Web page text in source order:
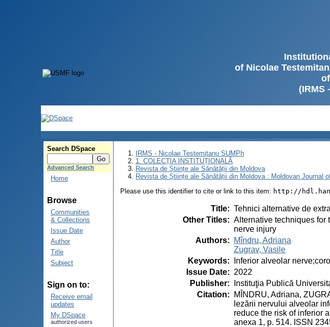
of Nicolae
(IRMS
Search DSpace
Advanced Search
Home
Browse
Communities
& Collections
Issue Date
Author
Title
Subject
Sign on to:
Receive email
updates
My DSpace
authorized users
IRMS - Nicolae Testemitanu SUMPh
1. COLECȚIA INSTITUȚIONALĂ
Revista de Științe ale Sănătății din Moldova
Revista de Științe ale Sănătății din Moldova : Moldovan Journal
Please use this identifier to cite or link to this item: http://
Title: Tehnici alternative de
Other Titles: Alternative techniques for
nerve injury
Authors:
Mîndru, Adriana
Zugrav, Vasile
Keywords:
Inferior alveolar
Issue Date: 2022
Publisher:
Instituţia Publică
Citation:
MÎNDRU, Adriana,
lezării nervului alveolar
reduce the risk of inferior
anexa 1, p. 514. ISSN